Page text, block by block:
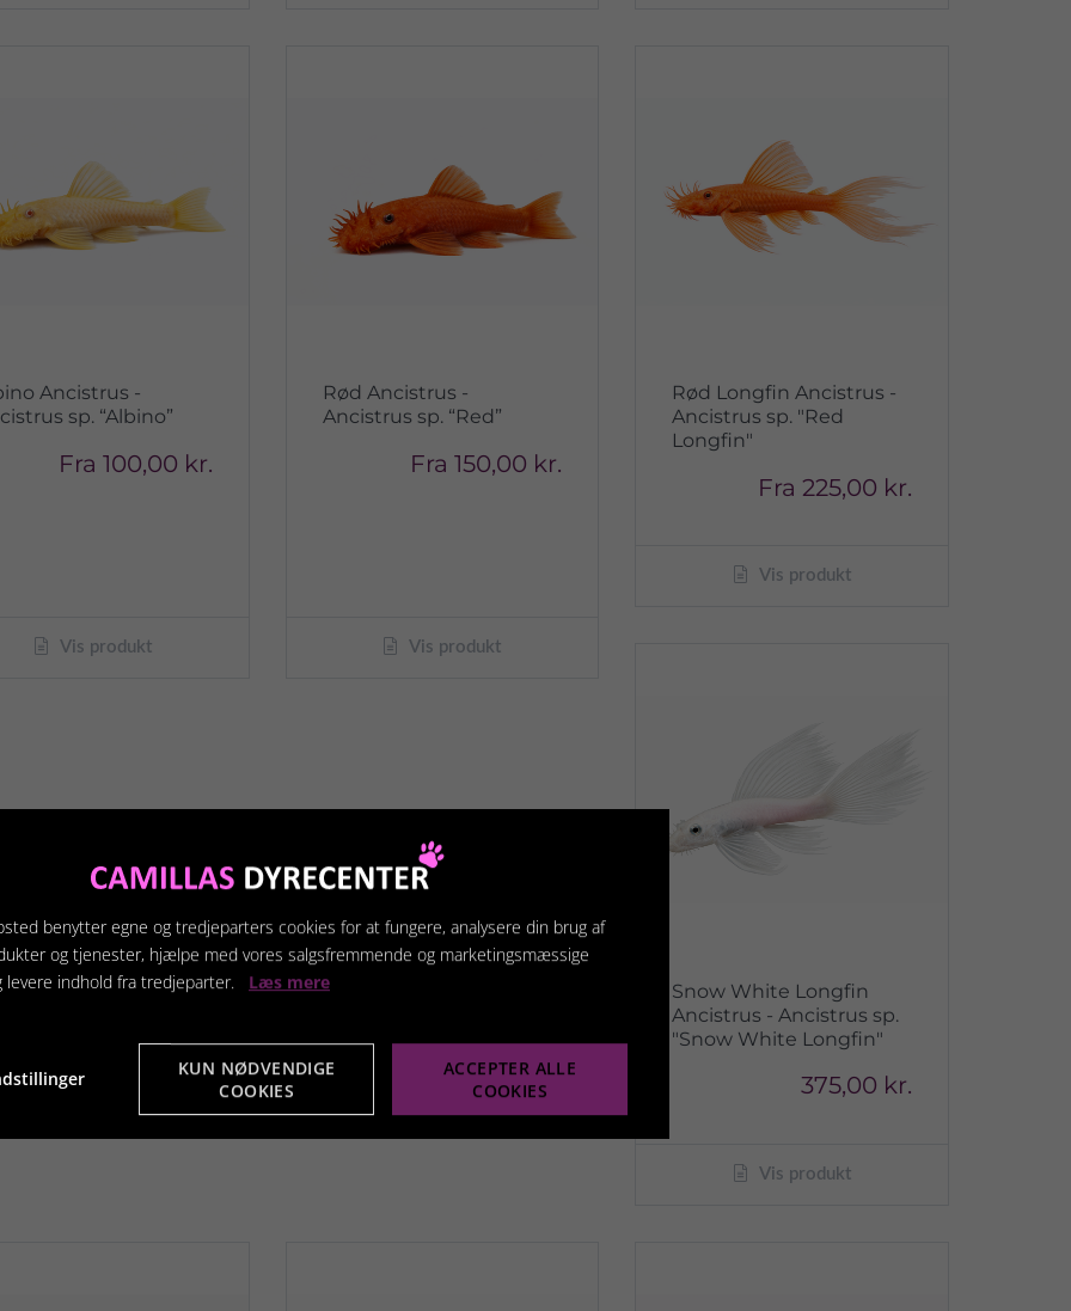
Ancistrus -
sp. “Albino”
Fra 100,00 kr.
Vis produkt
Rød Ancistrus -
Ancistrus sp. “Red”
Fra150,00 kr.
Vis produkt
Rød Longfin Ancistrus -
Ancistrus sp. "Red
Longfin"
Fra 225,00 kr.
Vis produkt
Snow White Longfin
Ancistrus - Ancistrus sp.
"Snow White Longfin"
375,00 kr.
Vis produkt
benytter egne og tredjeparters cookies for at fungere, analysere din brug af
og tjenester, hjælpe med vores salgsfremmende og marketingsmæssige
levere indhold fra tredjeparter. Læs mere
KUN NØDVENDIGE
COOKIES
ACCEPTER ALLE
COOKIES